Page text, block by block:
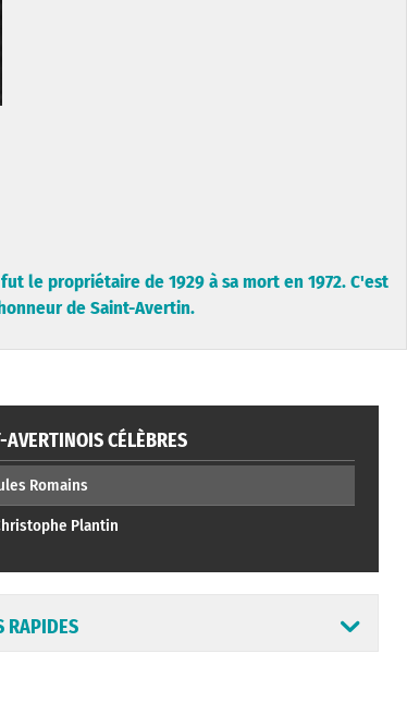
le propriétaire de 1929 à sa mort en 1972. C'est
de Saint-Avertin.
CÉLÈBRES
Romains
Plantin
RAPIDES